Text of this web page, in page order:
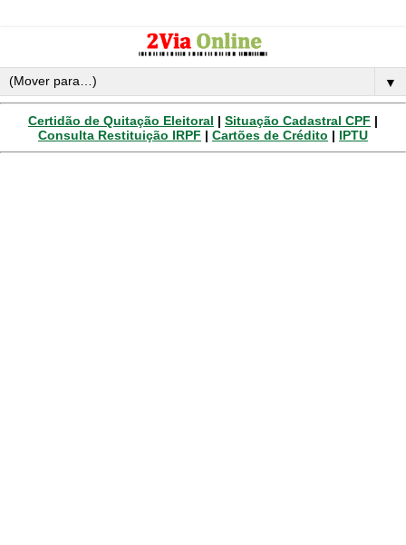
▼
Certidão de Quitação Eleitoral | Situação Cadastral CPF |
Consulta Restituição IRPF | Cartões de Crédito | IPTU